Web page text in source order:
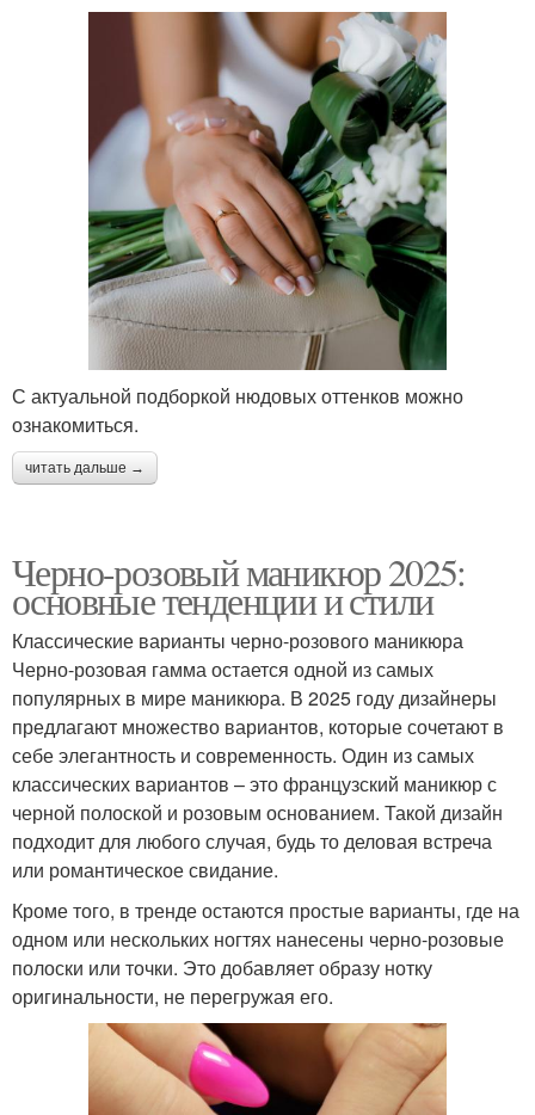
С актуальной подборкой нюдовых оттенков можно
ознакомиться.
читать дальше →
Черно-розовый маникюр 2025:
основные тенденции и стили
Классические варианты черно-розового маникюра
Черно-розовая гамма остается одной из самых
популярных в мире маникюра. В 2025 году дизайнеры
предлагают множество вариантов, которые сочетают в
себе элегантность и современность. Один из самых
классических вариантов – это французский маникюр с
черной полоской и розовым основанием. Такой дизайн
подходит для любого случая, будь то деловая встреча
или романтическое свидание.
Кроме того, в тренде остаются простые варианты, где на
одном или нескольких ногтях нанесены черно-розовые
полоски или точки. Это добавляет образу нотку
оригинальности, не перегружая его.